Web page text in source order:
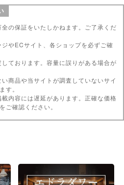
の保証をいたしかねます。ご了承くだ
やECサイト、各ショップを必ずご確
ております。容量に誤りがある場合が
商品や当サイトが調査していないサイ
す。
内容には遅延があります。正確な価格
ご確認ください。